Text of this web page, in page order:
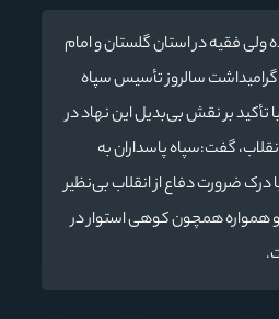
ولی فقیه در استان گلستان و امام
سالروز تأسیس سپاه
تأکید بر نقش بی‌بدیل این نهاد در
گفت:سپاه پاسداران به
درک ضرورت دفاع از انقلاب بی‌نظیر
همواره همچون کوهی استوار در